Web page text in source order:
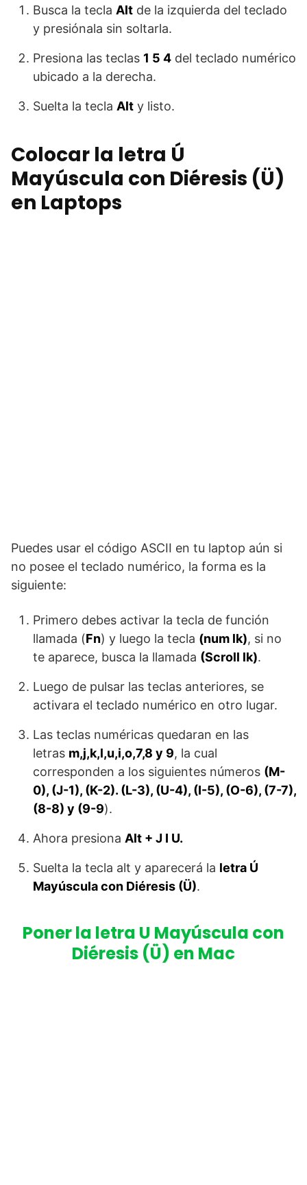
Busca la tecla Alt de la izquierda del teclado
y presiónala sin soltarla.
Presiona las teclas 1 5 4 del teclado numérico
ubicado a la derecha.
Suelta la tecla Alt y listo.
Colocar la letra Ú
Mayúscula con Diéresis (Ü)
en Laptops
Puedes usar el código ASCII en tu laptop aún si
no posee el teclado numérico, la forma es la
siguiente:
Primero debes activar la tecla de función
llamada (Fn) y luego la tecla (num lk), si no
te aparece, busca la llamada (Scroll lk).
Luego de pulsar las teclas anteriores, se
activara el teclado numérico en otro lugar.
Las teclas numéricas quedaran en las
letras m,j,k,l,u,i,o,7,8 y 9, la cual
corresponden a los siguientes números (M-
0), (J-1), (K-2). (L-3), (U-4), (I-5), (O-6), (7-7),
(8-8) y (9-9).
Ahora presiona Alt + J I U.
Suelta la tecla alt y aparecerá la letra Ú
Mayúscula con Diéresis (Ü).
Poner la letra U Mayúscula con
Diéresis (Ü) en Mac